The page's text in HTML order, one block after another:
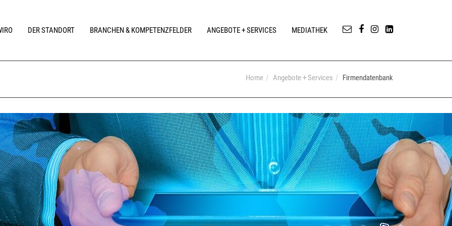
DER STANDORT BRANCHEN & KOMPETENZFELDER ANGEBOTE + SERVICES MEDIATHEK
Home Angebote + Services Firmendatenbank